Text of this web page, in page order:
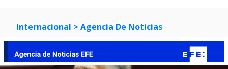
Internacional > Agencia De Noticias